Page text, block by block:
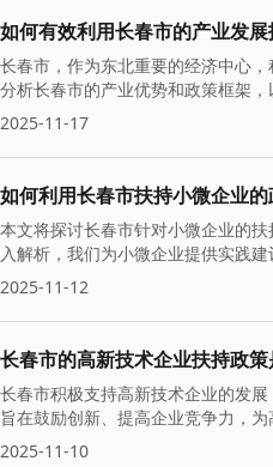
如何有效利用长春市的产业发
长春市，作为东北重要的经济中心
分析长春市的产业优势和政策框架
2025-11-17
如何利用长春市扶持小微企业
本文将探讨长春市针对小微企业的
入解析，我们为小微企业提供实践
2025-11-12
长春市的高新技术企业扶持政
长春市积极支持高新技术企业的发
旨在鼓励创新、提高企业竞争力，
2025-11-10